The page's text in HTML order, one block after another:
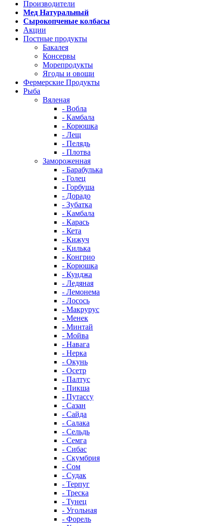
Производители
Мед Натуральный
Сырокопченые колбасы
Акции
Постные продукты
Бакалея
Консервы
Морепродукты
Ягоды и овощи
Фермерские Продукты
Рыба
Вяленая
- Вобла
- Камбала
- Корюшка
- Лещ
- Пелядь
- Плотва
Замороженная
- Барабулька
- Голец
- Горбуша
- Дорадо
- Зубатка
- Камбала
- Карась
- Кета
- Кижуч
- Килька
- Конгрио
- Корюшка
- Кунджа
- Ледяная
- Лемонема
- Лосось
- Макрурус
- Менек
- Минтай
- Мойва
- Навага
- Нерка
- Окунь
- Осетр
- Палтус
- Пикша
- Путассу
- Сазан
- Сайда
- Салака
- Сельдь
- Семга
- Сибас
- Скумбрия
- Сом
- Судак
- Терпуг
- Треска
- Тунец
- Угольная
- Форель